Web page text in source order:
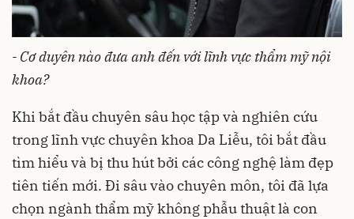
- Cơ duyên nào đưa anh đến với lĩnh vực thẩm mỹ nội
khoa?
Khi bắt đầu chuyên sâu học tập và nghiên cứu
trong lĩnh vực chuyên khoa Da Liễu, tôi bắt đầu
tìm hiểu và bị thu hút bởi các công nghệ làm đẹp
tiên tiến mới. Đi sâu vào chuyên môn, tôi đã lựa
chọn ngành thẩm mỹ không phẫu thuật là con